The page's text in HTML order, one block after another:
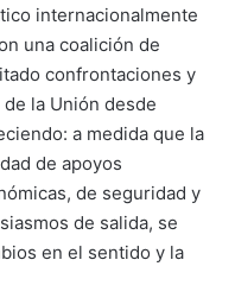
internacionalmente
una coalición de
confrontaciones y
la Unión desde
a medida que la
de apoyos
de seguridad y
de salida, se
en el sentido y la